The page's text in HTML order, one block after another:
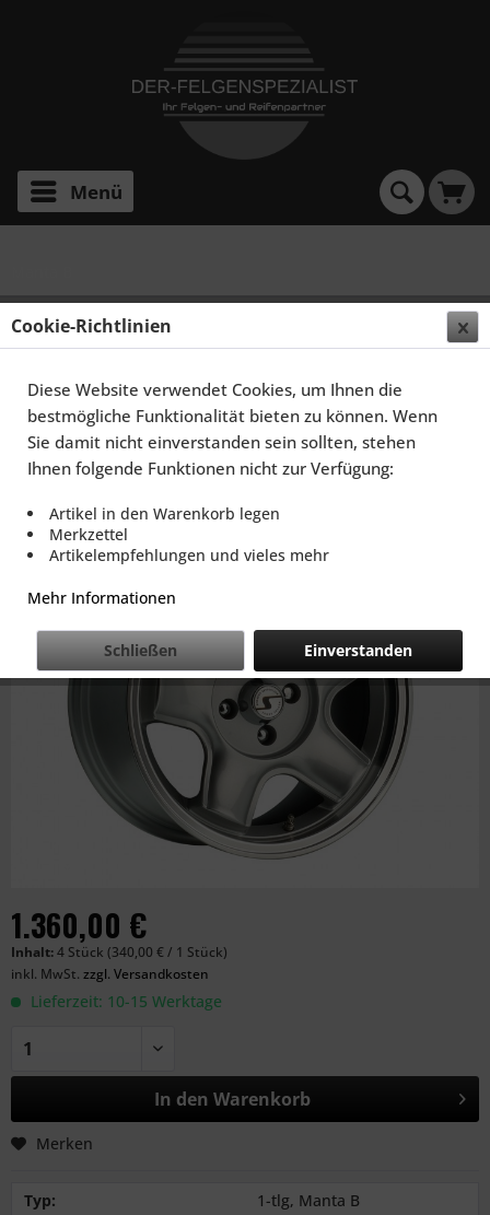
Menü
SCHMIDT FELGEN 16 ZOLL RETRO-ML FÜR OPEL
MANTA B, HIGHGLOSS SILBER
1.360,00 €
Inhalt:4 Stück (340,00 € / 1 Stück)
inkl. MwSt. zzgl. Versandkosten
Lieferzeit: 10-15 Werktage
In den Warenkorb
Merken
Typ:
1-tlg, Manta B
Cookie-Richtlinien
Diese Website verwendet Cookies, um Ihnen die
bestmögliche Funktionalität bieten zu können. Wenn
Sie damit nicht einverstanden sein sollten, stehen
Ihnen folgende Funktionen nicht zur Verfügung:
Artikel in den Warenkorb legen
Merkzettel
Artikelempfehlungen und vieles mehr
Mehr Informationen
Einverstanden
Schließen